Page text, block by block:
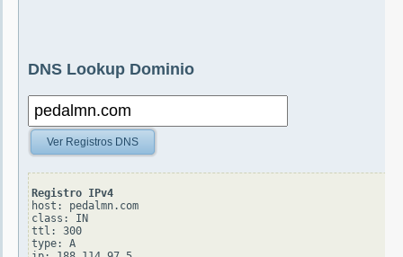
DNS Lookup Dominio
Ver Registros DNS
Registro IPv4
host: pedalmn.com
class: IN
ttl: 300
type: A